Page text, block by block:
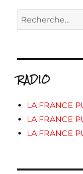
Recherche
pour :
RADIO
LA FRANCE
LA FRANCE
LA FRANCE